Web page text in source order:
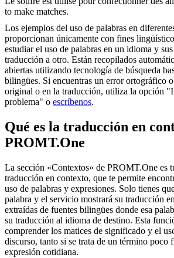
to make matches.
Los ejemplos del uso de palabras en
proporcionan únicamente con fines
estudiar el uso de palabras en un idioma y
traducción a otro. Están recopilados
abiertas utilizando tecnología de búsqueda
bilingües. Si encuentras un error ortográfico
original o en la traducción, utiliza la opción
problema" o escríbenos.
Qué es la traducción en
PROMT.One
La sección «Contextos» de PROMT.One es
traducción en contexto, que te permite
uso de palabras y expresiones. Solo tienes
palabra y el servicio mostrará su traducción
extraídas de fuentes bilingües donde esa
su traducción al idioma de destino. Esta
comprender los matices de significado y el
discurso, tanto si se trata de un término poco
expresión cotidiana.